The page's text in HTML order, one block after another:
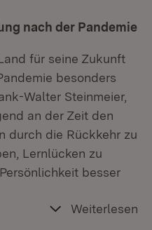
nach der Pandemie
für seine Zukunft
besonders
Walter Steinmeier,
an der Zeit den
durch die Rückkehr zu
Lernlücken zu
besser
Weiterlesen